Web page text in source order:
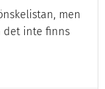
men
det inte finns